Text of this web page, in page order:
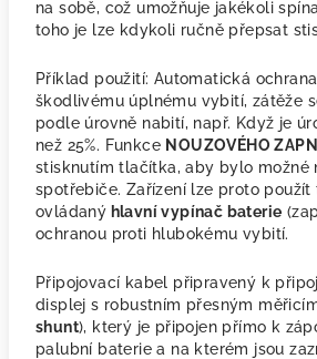
na sobě, což umožňuje jakékoli
toho je lze kdykoli ručně přepsat
Příklad použití: Automatická
škodlivému úplnému vybití, zátěže
podle úrovně nabití, např. Když je
než 25%. Funkce NOUZOVÉHO
stisknutím tlačítka, aby bylo možné
spotřebiče. Zařízení lze proto
ovládaný hlavní vypínač baterie
ochranou proti hlubokému vybití.
Připojovací kabel připravený k
displej s robustním přesným
shunt), který je připojen přímo k
palubní baterie a na kterém jsou